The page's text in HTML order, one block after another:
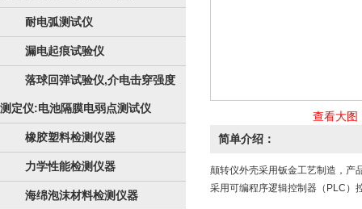
耐电弧测试仪
漏电起痕试验仪
落球回弹试验仪,介电击穿强度
测定仪:电池隔膜电弱点测试仪
橡胶塑料检测仪器
力学性能检测仪器
海绵泡沫材料检测仪器
查看大图
简单介绍：
颠转仪外壳采用钣金工艺制造，产
采用可编程序逻辑控制器（PLC）